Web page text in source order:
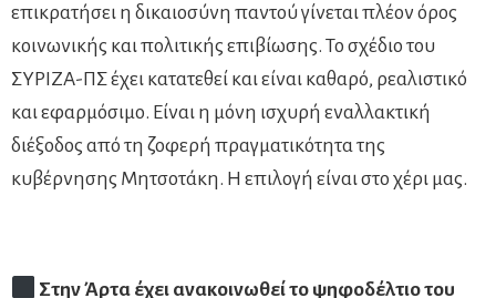
επικρατήσει η δικαιοσύνη παντού γίνεται πλέον όρος
κοινωνικής και πολιτικής επιβίωσης. Το σχέδιο του
ΣΥΡΙΖΑ-ΠΣ έχει κατατεθεί και είναι καθαρό, ρεαλιστικό
και εφαρμόσιμο. Είναι η μόνη ισχυρή εναλλακτική
διέξοδος από τη ζοφερή πραγματικότητα της
κυβέρνησης Μητσοτάκη. Η επιλογή είναι στο χέρι μας.
Στην Άρτα έχει ανακοινωθεί το ψηφοδέλτιο του